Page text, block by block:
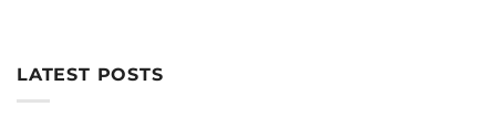
LATEST POSTS